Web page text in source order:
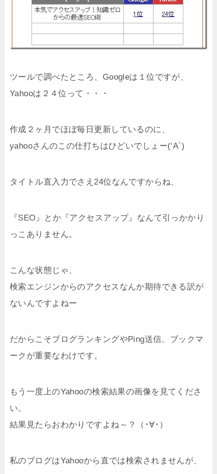
ツールで調べたところ、Googleは１位ですが、
Yahooは２４位って・・・
作成２ヶ月でほぼ毎日更新しているのに、
yahooさんのこの仕打ちはひどいでしょー(‘A`)
タイトル直入力でさえ24位なんですからね、
『SEO』とか『アクセスアップ』なんて引っかかり
っこありません。
こんな状態じゃ、
検索エンジンからのアクセスなんか期待できる訳が
ないんですよねー
だからこそブログランキングやPing送信、ブックマ
ークが重要なわけです。
もう一度上のYahooの検索結果の画像を見てくださ
い。
結果見たらおわかりですよね～？（･∀･）
私のブログはYahooから直では検索されませんが、